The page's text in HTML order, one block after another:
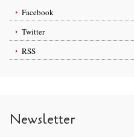
Facebook
Twitter
RSS
Newsletter